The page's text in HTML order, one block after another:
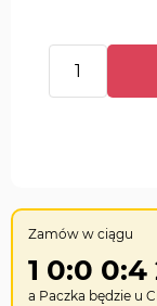
Zamów w ciągu
1 0:0 0:4
a Paczka będzie u